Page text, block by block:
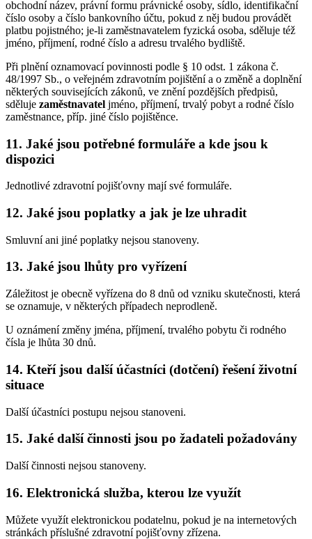
obchodní název, právní formu právnické osoby, sídlo, identifikační
číslo osoby a číslo bankovního účtu, pokud z něj budou provádět
platbu pojistného; je-li zaměstnavatelem fyzická osoba, sděluje též
jméno, příjmení, rodné číslo a adresu trvalého bydliště.
Při plnění oznamovací povinnosti podle § 10 odst. 1 zákona č.
48/1997 Sb., o veřejném zdravotním pojištění a o změně a doplnění
některých souvisejících zákonů, ve znění pozdějších předpisů,
sděluje zaměstnavatel jméno, příjmení, trvalý pobyt a rodné číslo
zaměstnance, příp. jiné číslo pojištěnce.
11. Jaké jsou potřebné formuláře a kde jsou k
dispozici
Jednotlivé zdravotní pojišťovny mají své formuláře.
12. Jaké jsou poplatky a jak je lze uhradit
Smluvní ani jiné poplatky nejsou stanoveny.
13. Jaké jsou lhůty pro vyřízení
Záležitost je obecně vyřízena do 8 dnů od vzniku skutečnosti, která
se oznamuje, v některých případech neprodleně.
U oznámení změny jména, příjmení, trvalého pobytu či rodného
čísla je lhůta 30 dnů.
14. Kteří jsou další účastníci (dotčení) řešení životní
situace
Další účastníci postupu nejsou stanoveni.
15. Jaké další činnosti jsou po žadateli požadovány
Další činnosti nejsou stanoveny.
16. Elektronická služba, kterou lze využít
Můžete využít elektronickou podatelnu, pokud je na internetových
stránkách příslušné zdravotní pojišťovny zřízena.